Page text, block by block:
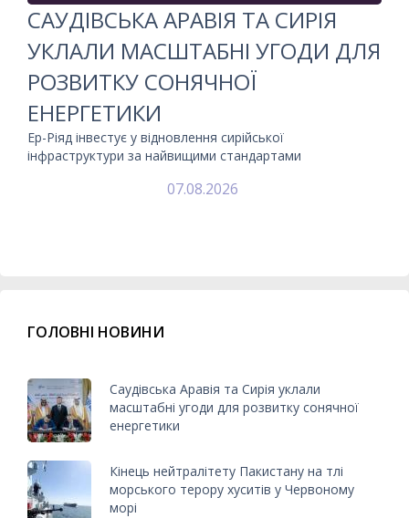
САУДІВСЬКА АРАВІЯ ТА СИРІЯ
УКЛАЛИ МАСШТАБНІ УГОДИ ДЛЯ
РОЗВИТКУ СОНЯЧНОЇ
ЕНЕРГЕТИКИ
Ер-Ріяд інвестує у відновлення сирійської
інфраструктури за найвищими стандартами
07.08.2026
ГОЛОВНІ НОВИНИ
Саудівська Аравія та Сирія уклали
масштабні угоди для розвитку сонячної
енергетики
Кінець нейтралітету Пакистану на тлі
морського терору хуситів у Червоному
морі